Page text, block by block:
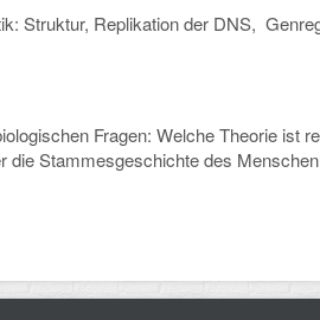
Struktur, Replikation der DNS,
Fragen: Welche Theorie ist
Stammesgeschichte des